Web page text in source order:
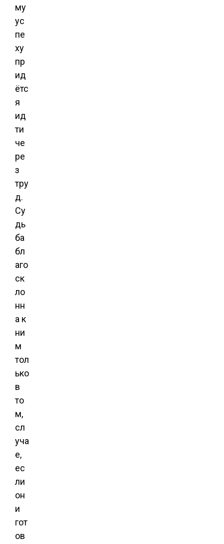
му
ус
пе
ху
пр
ид
ётс
я
ид
ти
че
ре
з
тру
д.
Су
дь
ба
бл
аго
ск
ло
нн
а к
ни
м
тол
ько
в
то
м,
сл
уча
е,
ес
ли
он
и
гот
ов